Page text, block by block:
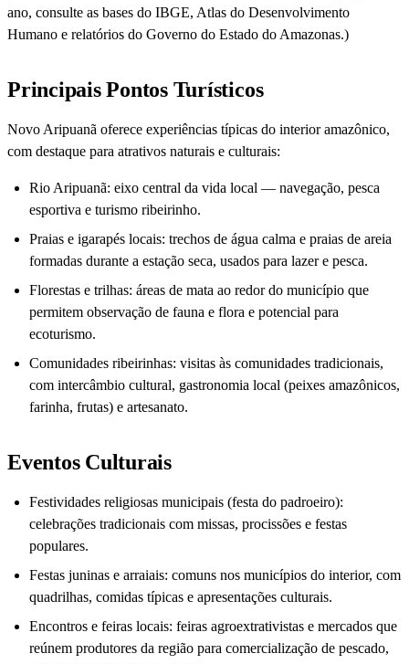
ano, consulte as bases do IBGE, Atlas do Desenvolvimento
Humano e relatórios do Governo do Estado do Amazonas.)
Principais Pontos Turísticos
Novo Aripuanã oferece experiências típicas do interior amazônico,
com destaque para atrativos naturais e culturais:
Rio Aripuanã: eixo central da vida local — navegação, pesca
esportiva e turismo ribeirinho.
Praias e igarapés locais: trechos de água calma e praias de areia
formadas durante a estação seca, usados para lazer e pesca.
Florestas e trilhas: áreas de mata ao redor do município que
permitem observação de fauna e flora e potencial para
ecoturismo.
Comunidades ribeirinhas: visitas às comunidades tradicionais,
com intercâmbio cultural, gastronomia local (peixes amazônicos,
farinha, frutas) e artesanato.
Eventos Culturais
Festividades religiosas municipais (festa do padroeiro):
celebrações tradicionais com missas, procissões e festas
populares.
Festas juninas e arraiais: comuns nos municípios do interior, com
quadrilhas, comidas típicas e apresentações culturais.
Encontros e feiras locais: feiras agroextrativistas e mercados que
reúnem produtores da região para comercialização de pescado,